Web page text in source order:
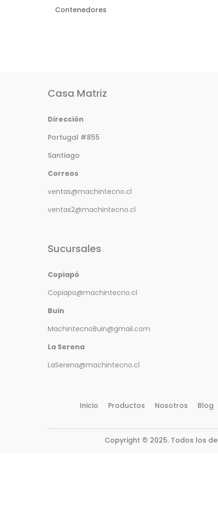
Contenedores
Casa Matriz
Dirección
Portugal #855
Santiago
Correos
ventas@machintecno.cl
ventas2@machintecno.cl
Sucursales
Copiapó
Copiapo@machintecno.cl
Buin
MachintecnoBuin@gmail.com
La Serena
LaSerena@machintecno.cl
Inicio Productos Nosotros Blog
Copyright © 2025. Todos los